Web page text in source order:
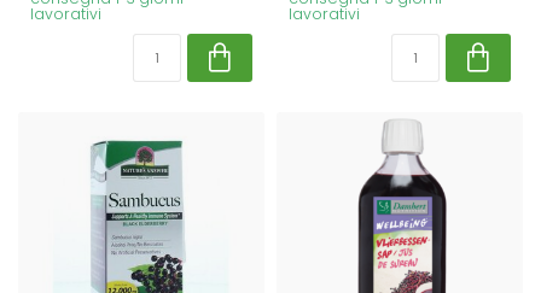
lavorativi lavorativi